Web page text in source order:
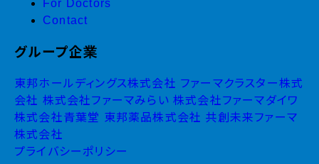
For Doctors
Contact
グループ企業
東邦ホールディングス株式会社 ファーマクラスター株式
会社 株式会社ファーマみらい 株式会社ファーマダイワ
株式会社青葉堂 東邦薬品株式会社 共創未来ファーマ
株式会社
プライバシーポリシー